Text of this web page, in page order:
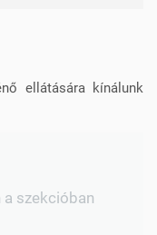
ellátására kínálunk
szekcióban